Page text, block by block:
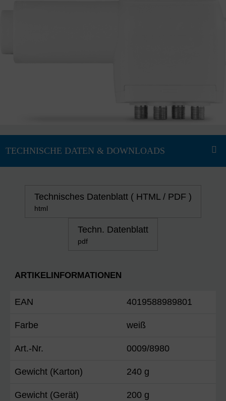
Technisches Datenblatt ( HTML / PDF )
html
Techn. Datenblatt
pdf
ARTIKELINFORMATIONEN
EAN 4019588989801
Farbe weiß
Art.-Nr. 0009/8980
Gewicht (Karton) 240 g
Gewicht (Gerät) 200 g